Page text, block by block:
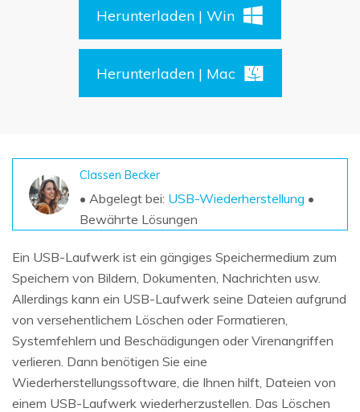
Kostenlos Testen
Kostenlos Testen
Repairit - Datenreparatur
ALLE FUNKTIONEN ENTDECKEN
searchHerunterladen | Win
Herunterladen | Mac
Classen Becker
• Abgelegt bei: USB-Wiederherstellung •
Bewährte Lösungen
Ein USB-Laufwerk ist ein gängiges Speichermedium zum
Speichern von Bildern, Dokumenten, Nachrichten usw.
Allerdings kann ein USB-Laufwerk seine Dateien aufgrund
von versehentlichem Löschen oder Formatieren,
Systemfehlern und Beschädigungen oder Virenangriffen
verlieren. Dann benötigen Sie eine
Wiederherstellungssoftware, die Ihnen hilft, Dateien von
einem USB-Laufwerk wiederherzustellen. Das Löschen